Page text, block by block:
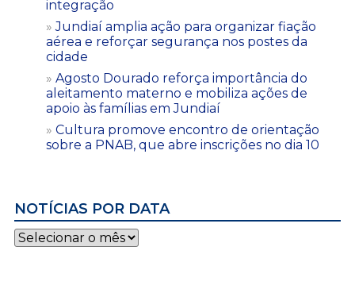
integração
Jundiaí amplia ação para organizar fiação
aérea e reforçar segurança nos postes da
cidade
Agosto Dourado reforça importância do
aleitamento materno e mobiliza ações de
apoio às famílias em Jundiaí
Cultura promove encontro de orientação
sobre a PNAB, que abre inscrições no dia 10
NOTÍCIAS POR DATA
Notícias
por